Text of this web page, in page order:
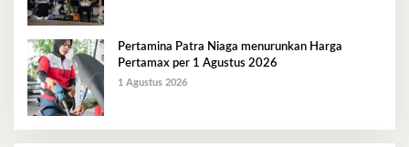
Pertamina Patra Niaga menurunkan Harga
Pertamax per 1 Agustus 2026
1 Agustus 2026